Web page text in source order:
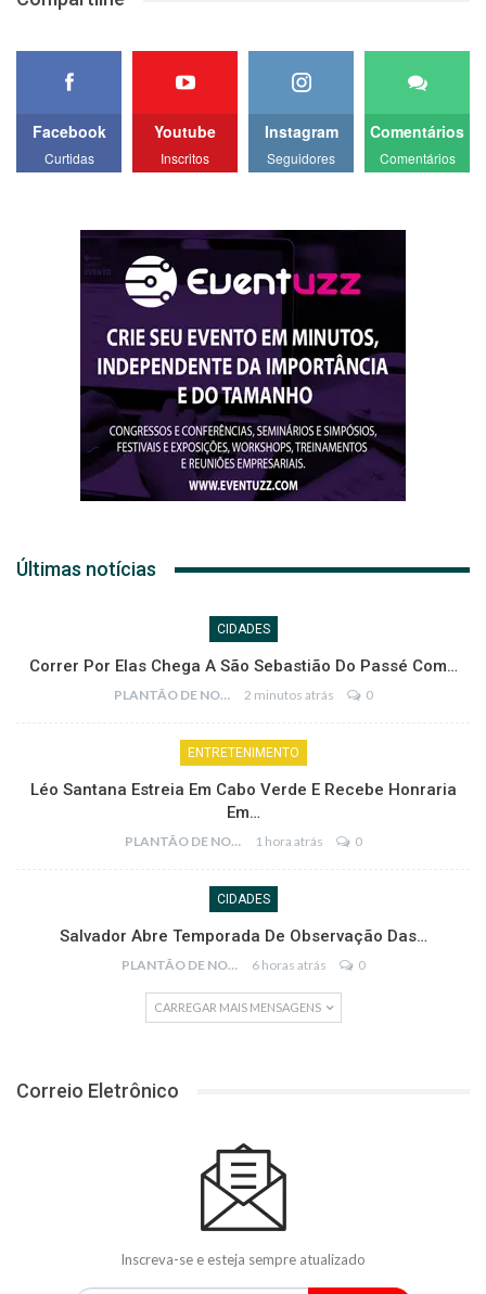
Facebook
Curtidas
Youtube
Inscritos
Instagram
Seguidores
Comentários
Comentários
Últimas notícias
CIDADES
Correr Por Elas Chega A São Sebastião Do Passé Com…
PLANTÃO DE NOTÍCIAS 2 minutos atrás 0
ENTRETENIMENTO
Léo Santana Estreia Em Cabo Verde E Recebe Honraria
Em…
PLANTÃO DE NOTÍCIAS 1 hora atrás 0
CIDADES
Salvador Abre Temporada De Observação Das…
PLANTÃO DE NOTÍCIAS 6 horas atrás 0
CARREGAR MAIS MENSAGENS
Correio Eletrônico
Inscreva-se e esteja sempre atualizado